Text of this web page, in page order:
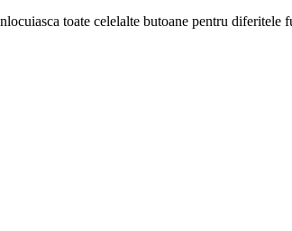
toate celelalte butoane pentru diferitele